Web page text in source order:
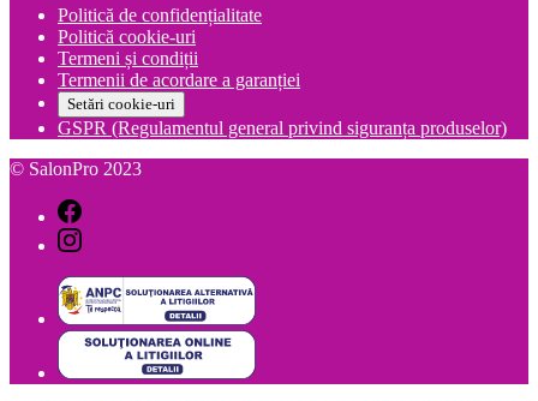
Politică de confidențialitate
Politică cookie-uri
Termeni și condiții
Termenii de acordare a garanției
Setări cookie-uri
GSPR (Regulamentul general privind siguranța produselor)
© SalonPro 2023